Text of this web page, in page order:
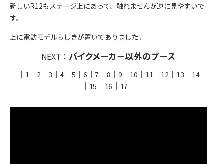
新しいR12もステージ上にあって、触れませんが逆に見やすいで
す。
上に電動モデルらしきが置いてありました。
NEXT： バイクメーカー以外のブース
｜ 1 ｜ 2 ｜ 3 ｜ 4 ｜ 5 ｜ 6 ｜ 7 ｜ 8 ｜ 9 ｜ 10 ｜ 11 ｜ 12 ｜ 13 ｜ 14
｜ 15 ｜ 16 ｜ 17 ｜